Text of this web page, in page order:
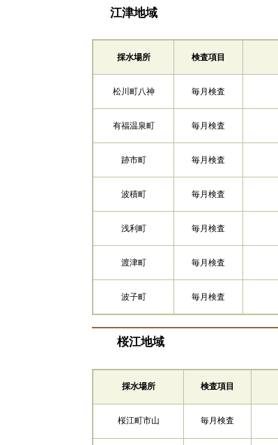
江津地域
採水場所 検査項目
松川町八神 毎月検査
有福温泉町 毎月検査
跡市町 毎月検査
波積町 毎月検査
浅利町 毎月検査
渡津町 毎月検査
波子町 毎月検査
桜江地域
採水場所 検査項目
桜江町市山 毎月検査